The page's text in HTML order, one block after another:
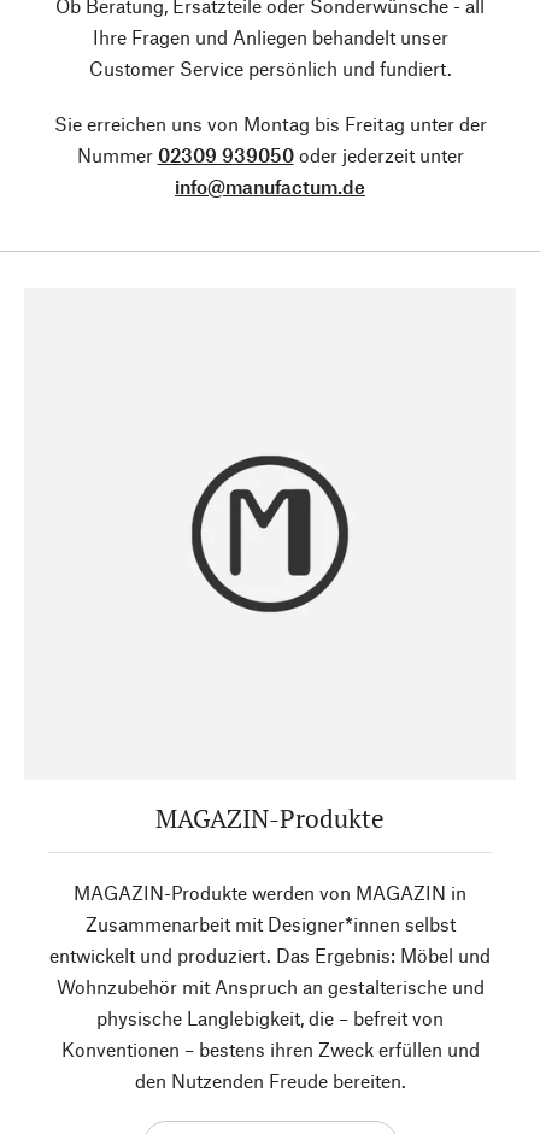
Ob Beratung, Ersatzteile oder Sonderwünsche - all
Ihre Fragen und Anliegen behandelt unser
Customer Service persönlich und fundiert.
Sie erreichen uns von Montag bis Freitag unter der
Nummer 02309 939050oder jederzeit unter
info@manufactum.de
MAGAZIN-Produkte
MAGAZIN-Produkte werden von MAGAZIN in
Zusammenarbeit mit Designer*innen selbst
entwickelt und produziert. Das Ergebnis: Möbel und
Wohnzubehör mit Anspruch an gestalterische und
physische Langlebigkeit, die – befreit von
Konventionen – bestens ihren Zweck erfüllen und
den Nutzenden Freude bereiten.